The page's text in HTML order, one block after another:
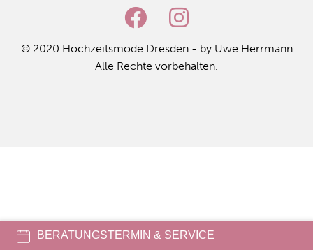
© 2020 Hoch­zeits­mo­de Dres­den - by Uwe Herr­mann
Alle Rech­te vor­be­hal­ten.
BERATUNGSTERMIN & SERVICE